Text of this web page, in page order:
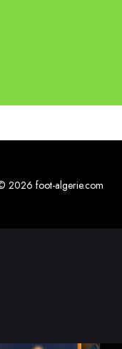
2026 foot-algerie.com